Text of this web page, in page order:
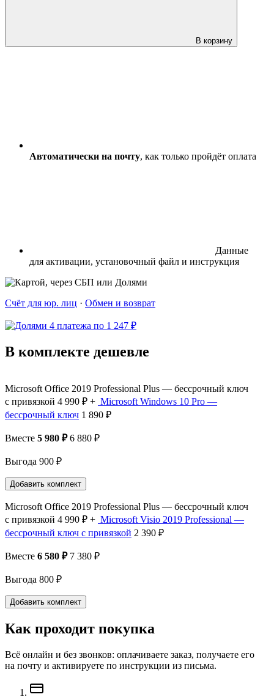
В корзину
Автоматически на почту, как только пройдёт оплата
Данные
для активации, установочный файл и инструкция
Счёт для юр. лиц · Обмен и возврат
4 платежа по 1 247 ₽
В комплекте дешевле
Microsoft Office 2019 Professional Plus — бессрочный ключ
с привязкой 4 990 ₽ + Microsoft Windows 10 Pro —
бессрочный ключ 1 890 ₽
Вместе 5 980 ₽ 6 880 ₽
Выгода 900 ₽
Добавить комплект
Microsoft Office 2019 Professional Plus — бессрочный ключ
с привязкой 4 990 ₽ + Microsoft Visio 2019 Professional —
бессрочный ключ с привязкой 2 390 ₽
Вместе 6 580 ₽ 7 380 ₽
Выгода 800 ₽
Добавить комплект
Как проходит покупка
Всё онлайн и без звонков: оплачиваете заказ, получаете его
на почту и активируете по инструкции из письма.